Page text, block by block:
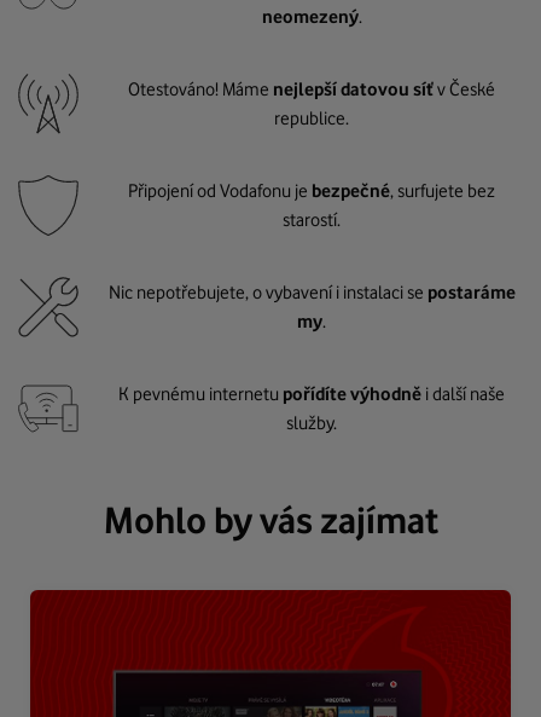
neomezený.
Otestováno! Máme nejlepší datovou síťv České
republice.
Připojení od Vodafonu je bezpečné, surfujete bez
starostí.
Nic nepotřebujete, o vybavení i instalaci se postaráme
my.
K pevnému internetu pořídíte výhodně i další naše
služby.
Mohlo by vás zajímat